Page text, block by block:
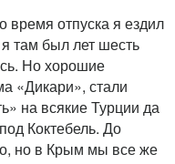
время отпуска я ездил
там был лет шесть
Но хорошие
«Дикари», стали
на всякие Турции да
Коктебель. До
но в Крым мы все же